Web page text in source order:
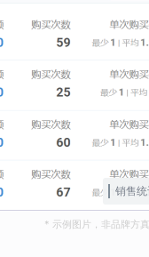
销售
* 示例图片，非品牌方